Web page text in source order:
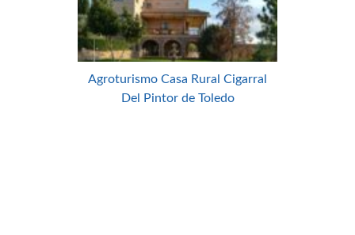
Agroturismo Casa Rural Cigarral
Del Pintor de Toledo